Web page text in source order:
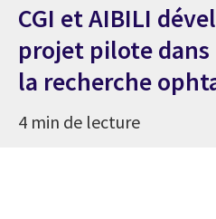
CGI et AIBILI
projet pilote dans
la recherche
4 min de lecture